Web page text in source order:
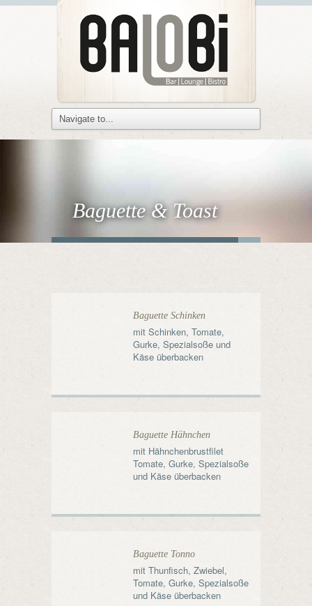
Baguette & Toast
Baguette Schinken
mit Schinken, Tomate,
Gurke, Spezialsoße und
Käse überbacken
Baguette Hähnchen
mit Hähnchenbrustfilet
Tomate, Gurke, Spezialsoße
und Käse überbacken
Baguette Tonno
mit Thunfisch, Zwiebel,
Tomate, Gurke, Spezialsoße
und Käse überbacken